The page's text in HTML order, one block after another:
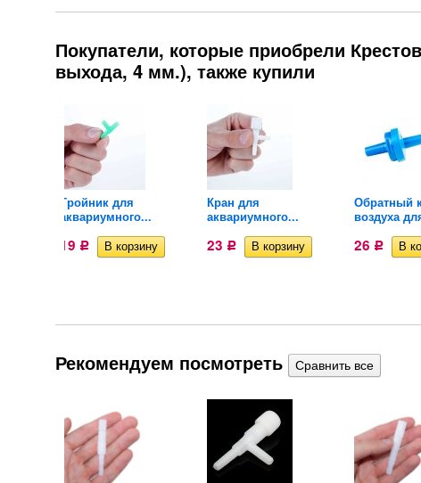
Покупатели, которые приобрели
выхода, 4 мм.), также купили
Тройник для
аквариумного...
19 Р
Кран для
аквариумного...
23 Р
Обратный
воздуха
26 Р
Рекомендуем посмотреть